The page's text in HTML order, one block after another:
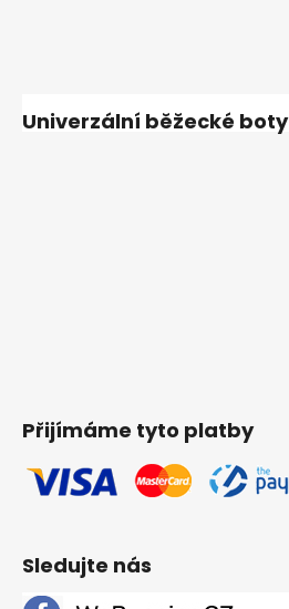
Univerzální běžecké boty
Přijímáme tyto platby
Sledujte nás